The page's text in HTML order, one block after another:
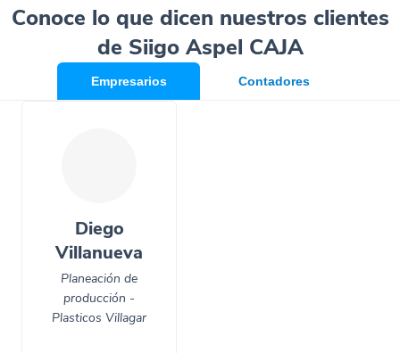
Conoce lo que dicen nuestros clientes
de Siigo Aspel CAJA
Empresarios Contadores
Diego
Villanueva
Planeación de
producción -
Plasticos Villagar